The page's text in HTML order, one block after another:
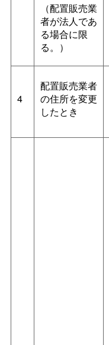
（配置販売業
者が法人であ
る場合に限
る。）
4
配置販売業者
の住所を変更
したとき